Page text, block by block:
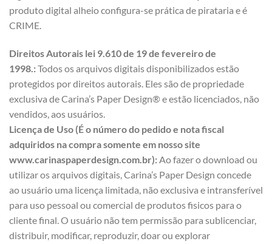
produto digital alheio configura-se prática de pirataria e é
CRIME.
Direitos Autorais lei 9.610 de 19 de fevereiro de
1998.:Todos os arquivos digitais disponibilizados estão
protegidos por direitos autorais. Eles são de propriedade
exclusiva de Carina’s Paper Design® e estão licenciados, não
vendidos, aos usuários.
Licença de Uso (É o número do pedido e nota fiscal
adquiridos na compra somente em nosso site
www.carinaspaperdesign.com.br):Ao fazer o download ou
utilizar os arquivos digitais, Carina’s Paper Design concede
ao usuário uma licença limitada, não exclusiva e intransferível
para uso pessoal ou comercial de produtos fisicos para o
cliente final. O usuário não tem permissão para sublicenciar,
distribuir, modificar, reproduzir, doar ou explorar